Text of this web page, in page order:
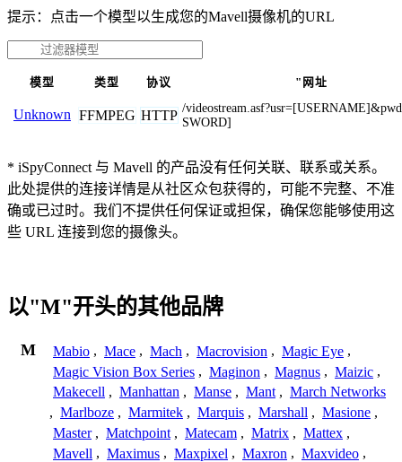
提示：点击一个模型以生成您的Mavell摄像机的URL
模型 类型 协议 "网址
Unknown FFMPEG HTTP /
SWORD]
* iSpyConnect 与 Mavell 的产品没有任何关联、联系或关系。
此处提供的连接详情是从社区众包获得的，可能不完整、不准
确或已过时。我们不提供任何保证或担保，确保您能够使用这
些 URL 连接到您的摄像头。
以"M"开头的其他品牌
M Mabio , Mace , Mach , Macrovision , Magic Eye ,
Magic Vision Box Series , Maginon , Magnus , Maizic ,
Makecell , Manhattan , Manse , Mant , March Networks
, Marlboze , Marmitek , Marquis , Marshall , Masione ,
Master , Matchpoint , Matecam , Matrix , Mattex ,
Mavell , Maximus , Maxpixel , Maxron , Maxvideo ,